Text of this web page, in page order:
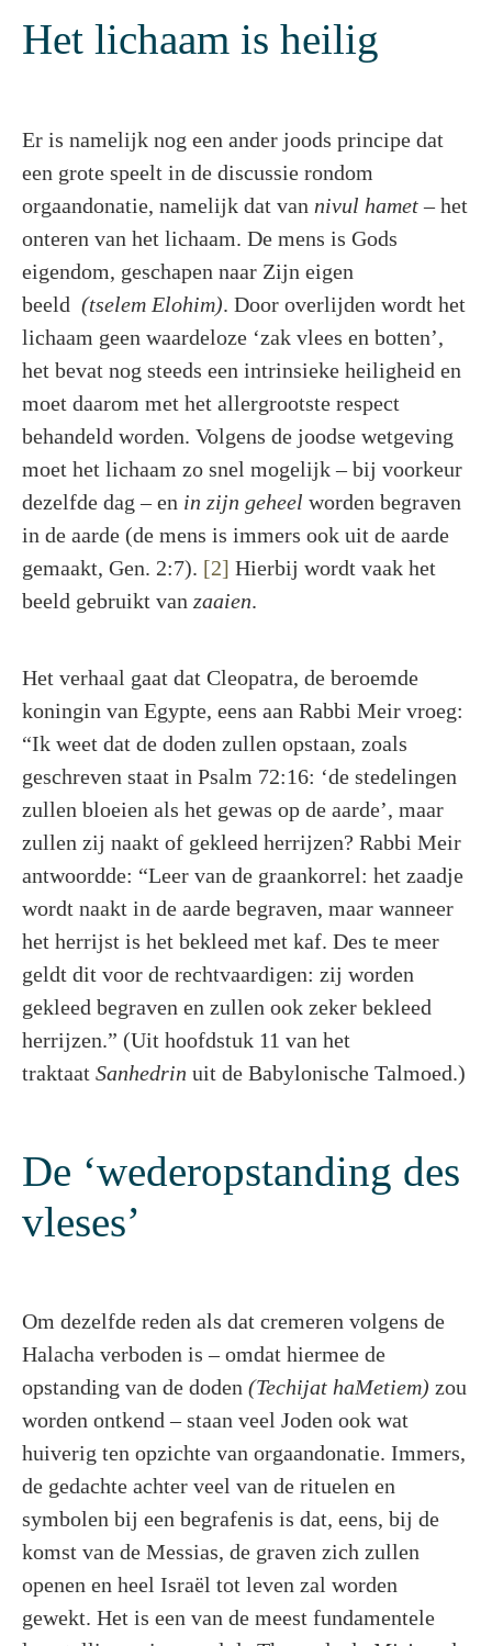
Het lichaam is heilig
Er is namelijk nog een ander joods principe dat
een grote speelt in de discussie rondom
orgaandonatie, namelijk dat van nivul hamet– het
onteren van het lichaam. De mens is Gods
eigendom, geschapen naar Zijn eigen
beeld (tselem Elohim). Door overlijden wordt het
lichaam geen waardeloze ‘zak vlees en botten’,
het bevat nog steeds een intrinsieke heiligheid en
moet daarom met het allergrootste respect
behandeld worden. Volgens de joodse wetgeving
moet het lichaam zo snel mogelijk – bij voorkeur
dezelfde dag – en in zijn geheel worden begraven
in de aarde (de mens is immers ook uit de aarde
gemaakt, Gen. 2:7). [2] Hierbij wordt vaak het
beeld gebruikt van zaaien.
Het verhaal gaat dat Cleopatra, de beroemde
koningin van Egypte, eens aan Rabbi Meir vroeg:
“Ik weet dat de doden zullen opstaan, zoals
geschreven staat in Psalm 72:16: ‘de stedelingen
zullen bloeien als het gewas op de aarde’, maar
zullen zij naakt of gekleed herrijzen? Rabbi Meir
antwoordde: “Leer van de graankorrel: het zaadje
wordt naakt in de aarde begraven, maar wanneer
het herrijst is het bekleed met kaf. Des te meer
geldt dit voor de rechtvaardigen: zij worden
gekleed begraven en zullen ook zeker bekleed
herrijzen.” (Uit hoofdstuk 11 van het
traktaat Sanhedrin uit de Babylonische Talmoed.)
De ‘wederopstanding des
vleses’
Om dezelfde reden als dat cremeren volgens de
Halacha verboden is – omdat hiermee de
opstanding van de doden (Techijat haMetiem) zou
worden ontkend – staan veel Joden ook wat
huiverig ten opzichte van orgaandonatie. Immers,
de gedachte achter veel van de rituelen en
symbolen bij een begrafenis is dat, eens, bij de
komst van de Messias, de graven zich zullen
openen en heel Israël tot leven zal worden
gewekt. Het is een van de meest fundamentele